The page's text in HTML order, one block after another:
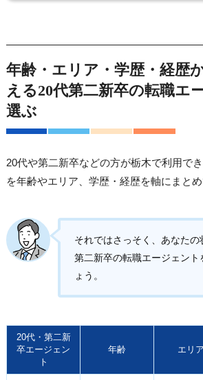
年齢・エリア・学歴・経歴
える20代第二新卒の転職エ
選ぶ
20代や第二新卒などの方が栃木で利用で
を年齢やエリア、学歴・経歴を軸にまとめ
それではさっそく、あなた
第二新卒の転職エージェント
ょう。
20代・第二新
卒エージェン
ト
年齢 エリア